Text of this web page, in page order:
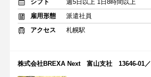
シフト
週5日以上 1日8時間以上
雇用形態
派遣社員
アクセス
札幌駅
株式会社BREXA Next 富山支社 13646-01